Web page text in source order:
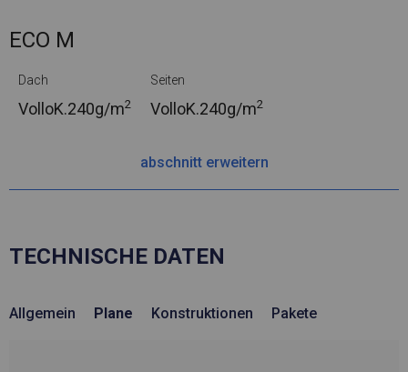
ECO M
Dach
VolloK.240g/m2
Seiten
VolloK.240g/m2
abschnitt erweitern
TECHNISCHE DATEN
Allgemein Plane Konstruktionen Pakete